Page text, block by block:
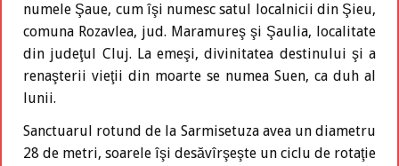
numele Şaue, cum îşi numesc satul localnicii din Şieu,
comuna Rozavlea, jud. Maramureş şi Şaulia, localitate
din judeţul Cluj. La emeşi, divinitatea destinului şi a
renaşterii vieţii din moarte se numea Suen, ca duh al
lunii.
Sanctuarul rotund de la Sarmisetuza avea un diametru
28 de metri, soarele îşi desăvîrşeşte un ciclu de rotaţie